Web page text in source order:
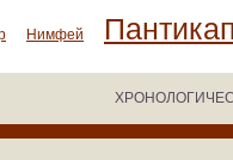
Нимфей